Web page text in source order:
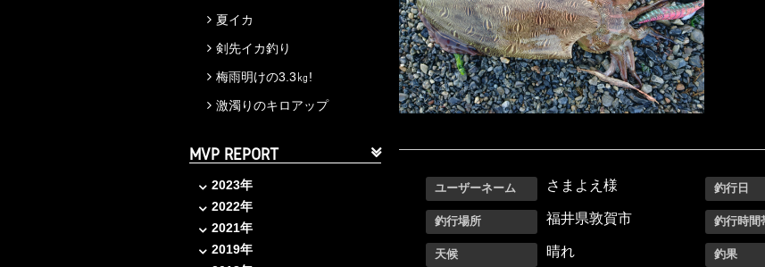
夏イカ
剣先イカ釣り
梅雨明けの3.3㎏!
激濁りのキロアップ
MVP REPORT
2023年
2022年
2021年
2019年
ユーザーネーム さまよえ様 釣行日
釣行場所 福井県敦賀市 釣行時間
天候 晴れ 釣果